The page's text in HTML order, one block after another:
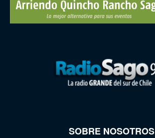
SOBRE NOSOTROS